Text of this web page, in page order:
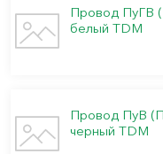
Провод ПуГВ
белый TDM
Провод ПуВ
черный TDM